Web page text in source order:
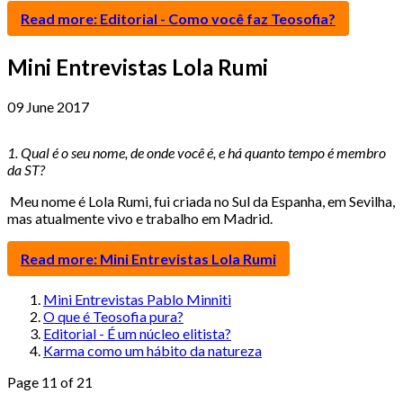
Read more: Editorial - Como você faz Teosofia?
Mini Entrevistas Lola Rumi
09 June 2017
1. Qual é o seu nome, de onde você é, e há quanto tempo é membro
da ST?
Meu nome é Lola Rumi, fui criada no Sul da Espanha, em Sevilha,
mas atualmente vivo e trabalho em Madrid.
Read more: Mini Entrevistas Lola Rumi
Mini Entrevistas Pablo Minniti
O que é Teosofia pura?
Editorial - É um núcleo elitista?
Karma como um hábito da natureza
Page 11 of 21